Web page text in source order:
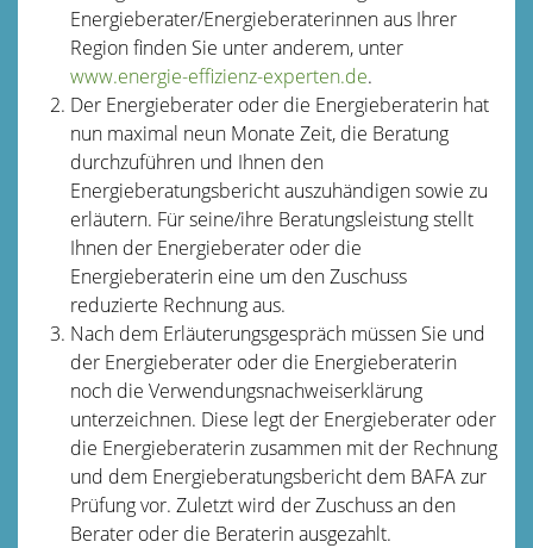
Energieberater/Energieberaterinnen aus Ihrer
Region finden Sie unter anderem, unter
www.energie-effizienz-experten.de.
Der Energieberater oder die Energieberaterin hat
nun maximal neun Monate Zeit, die Beratung
durchzuführen und Ihnen den
Energieberatungsbericht auszuhändigen sowie zu
erläutern. Für seine/ihre Beratungsleistung stellt
Ihnen der Energieberater oder die
Energieberaterin eine um den Zuschuss
reduzierte Rechnung aus.
Nach dem Erläuterungsgespräch müssen Sie und
der Energieberater oder die Energieberaterin
noch die Verwendungsnachweiserklärung
unterzeichnen. Diese legt der Energieberater oder
die Energieberaterin zusammen mit der Rechnung
und dem Energieberatungsbericht dem BAFA zur
Prüfung vor. Zuletzt wird der Zuschuss an den
Berater oder die Beraterin ausgezahlt.